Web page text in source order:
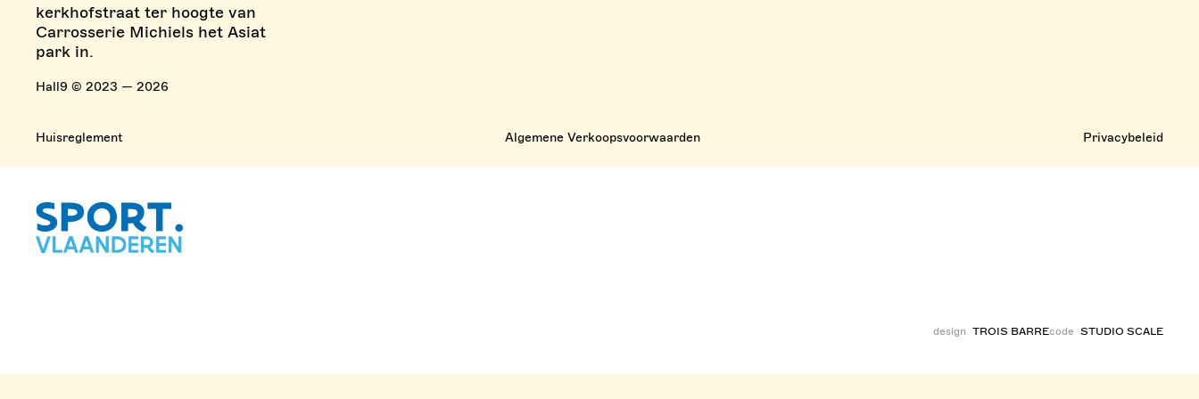
kerkhofstraat ter hoogte van
Carrosserie Michiels het Asiat
park in.
Hall9 © 2023 — 2026
Huisreglement Algemene Verkoopsvoorwaarden Privacybeleid
design TROIS BARREcode STUDIO SCALE